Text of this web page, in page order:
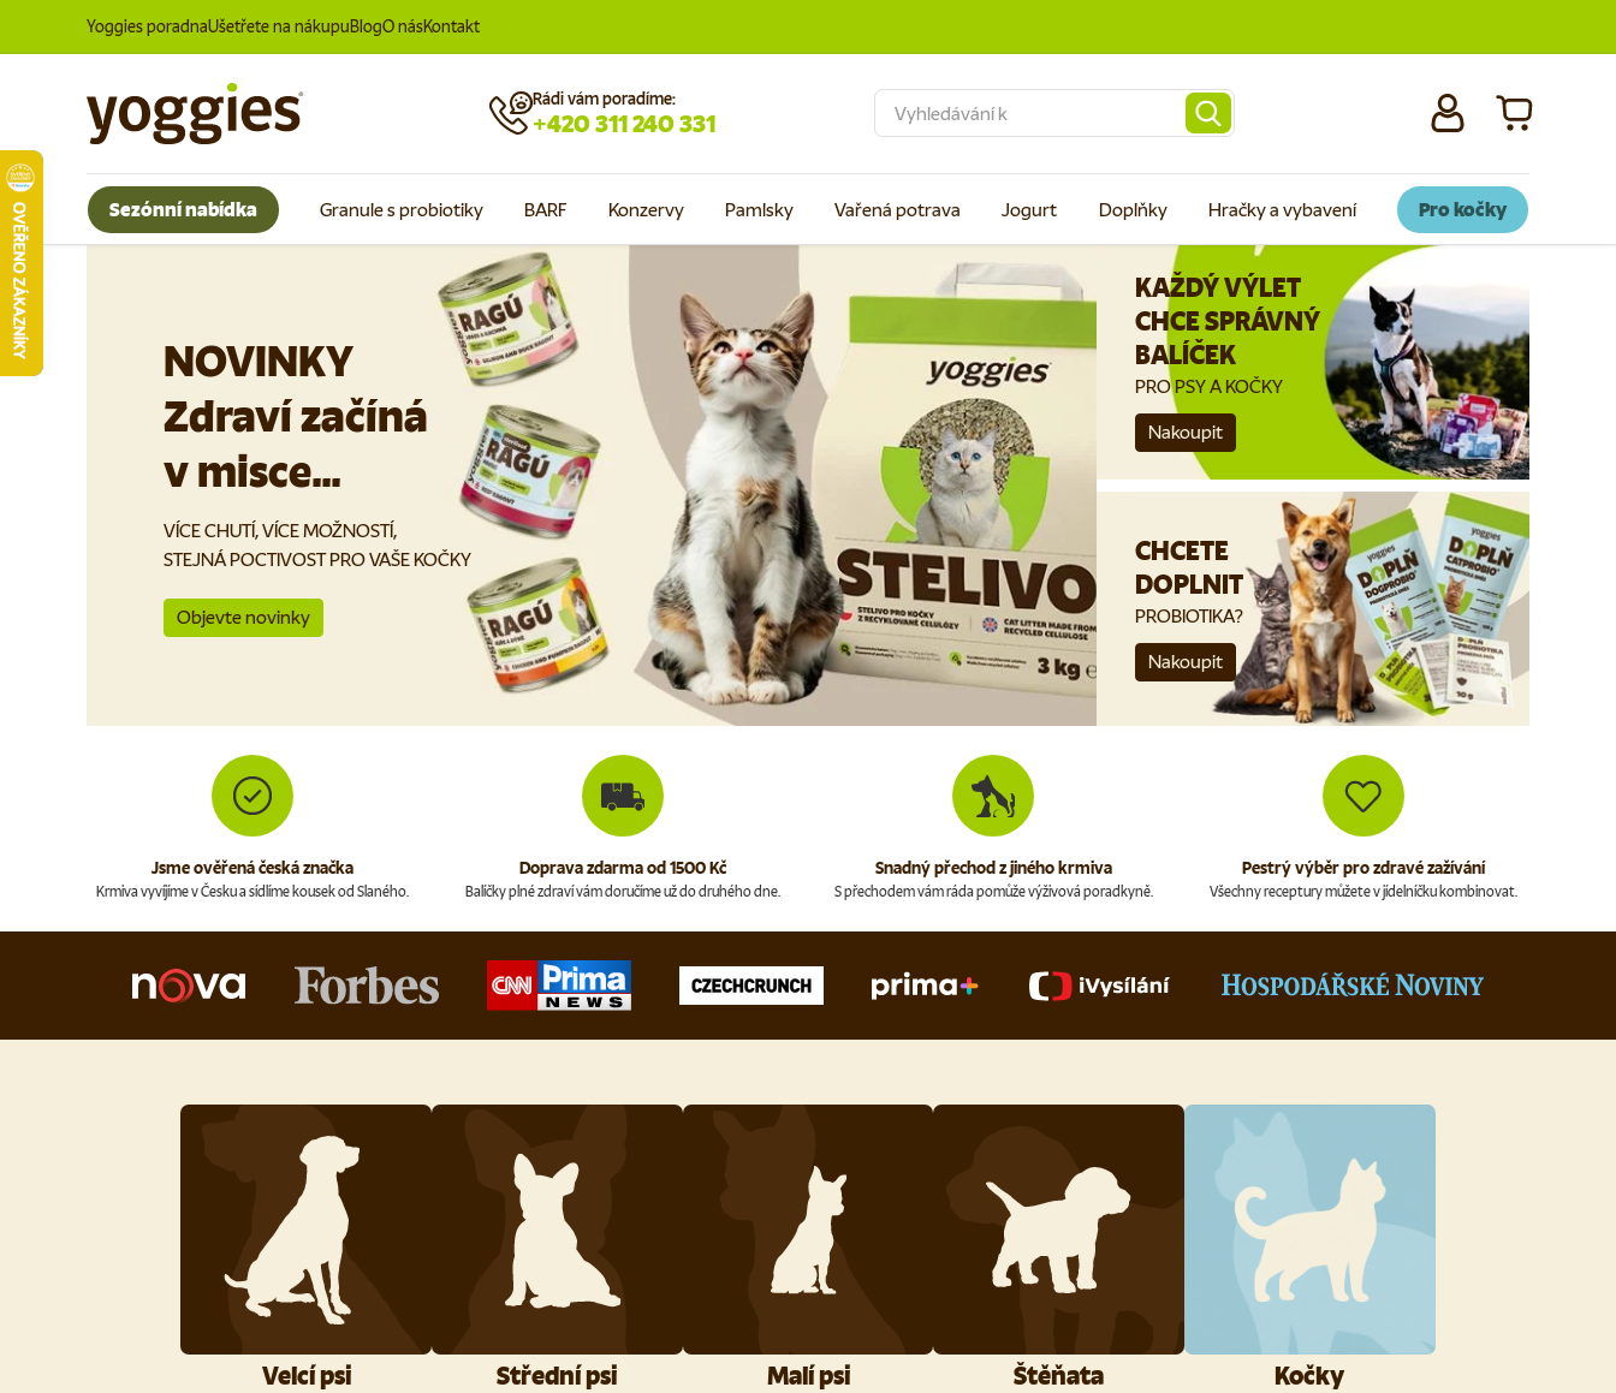
Přeskočit na obsah
Yoggies poradnaUšetřete na nákupuBlogO násKontakt
Rádi vám poradíme:
+420 311 240 331 Přihlásit se
Košík
Sezónní nabídka Granule s probiotiky BARF Konzervy Pamlsky Vařená potrava Jogurt Doplňky Hračky a vybavení Pro kočky
NOVINKY
Zdraví začíná
v misce...
VÍCE CHUTÍ, VÍCE MOŽNOSTÍ,
STEJNÁ POCTIVOST PRO VAŠE KOČKY
Objevte novinky
Zdravá krmiva
pro psy a kočky
NEJLEPŠÍ ZAŽÍVÁNÍ JE TO SPOLEČNÉ
KAŽDÝ VÝLET
CHCE SPRÁVNÝ
BALÍČEK
PRO PSY A KOČKY
Nakoupit
CHCETE
DOPLNIT
PROBIOTIKA?
Nakoupit
Jsme ověřená česká značka
Krmiva vyvíjíme v Česku a sídlíme kousek od Slaného.
Doprava zdarma od 1500 Kč
Balíčky plné zdraví vám doručíme už do druhého dne.
Snadný přechod z jiného krmiva
S přechodem vám ráda pomůže výživová poradkyně.
Pestrý výběr pro zdravé zažívání
Všechny receptury můžete v jídelníčku kombinovat.
Velcí psi Střední psi Malí psi Štěňata Kočky